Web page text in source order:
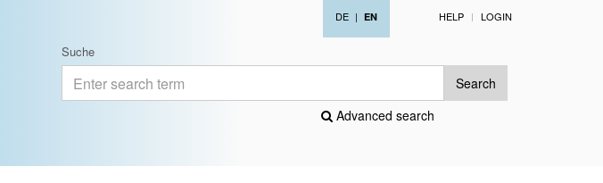
DE | EN HELP LOGIN
Suche
Search
Advanced search